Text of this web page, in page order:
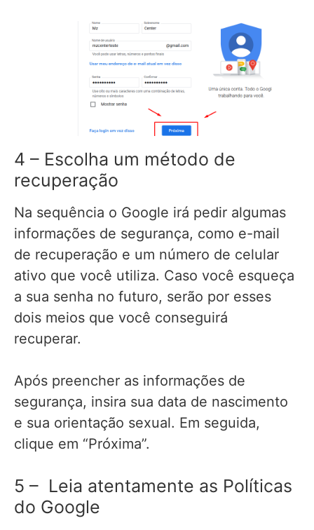
4 – Escolha um método de
recuperação
Na sequência o Google irá pedir algumas
informações de segurança, como e-mail
de recuperação e um número de celular
ativo que você utiliza. Caso você esqueça
a sua senha no futuro, serão por esses
dois meios que você conseguirá
recuperar.
Após preencher as informações de
segurança, insira sua data de nascimento
e sua orientação sexual. Em seguida,
clique em “Próxima”.
5 – Leia atentamente as Políticas
do Google